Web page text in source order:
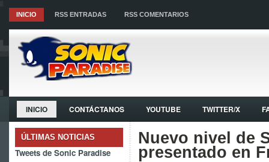
INICIO RSS ENTRADAS RSS COMENTARIOS
INICIO CONTÁCTANOS YOUTUBE TWITTER/X
ÚLTIMAS NOTICIAS
Tweets de Sonic Paradise
Nuevo nivel de
presentado en